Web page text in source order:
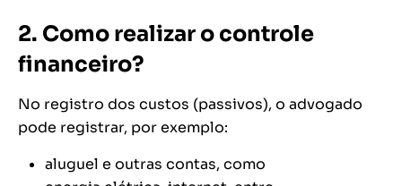
2. Como realizar o controle
financeiro?
No registro dos custos (passivos), o advogado
pode registrar, por exemplo:
aluguel e outras contas, como